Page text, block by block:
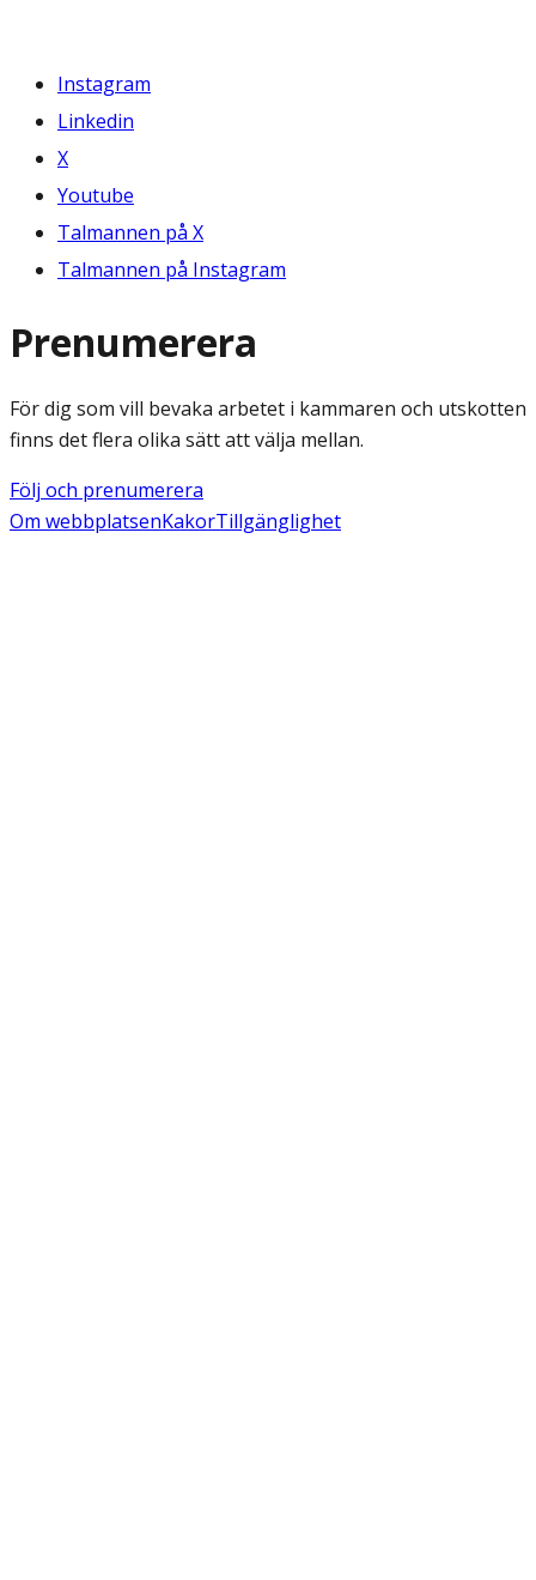
Instagram
Linkedin
X
Youtube
Talmannen på X
Talmannen på Instagram
Prenumerera
För dig som vill bevaka arbetet i kammaren och utskotten
finns det flera olika sätt att välja mellan.
Följ och prenumerera
Om webbplatsenKakorTillgänglighet